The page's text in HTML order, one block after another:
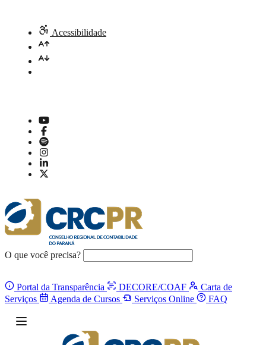
Acessibilidade
O que você precisa?
Portal da Transparência DECORE/COAF
Carta de
Serviços
Agenda de Cursos Serviços Online FAQ